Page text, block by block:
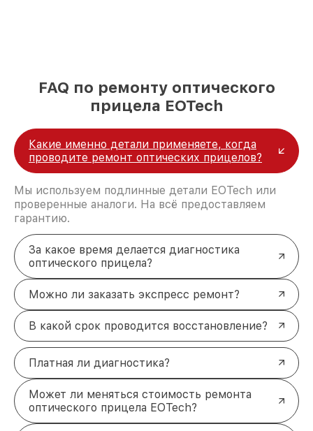
FAQ по ремонту оптического
прицела EOTech
Какие именно детали применяете, когда
проводите ремонт оптических прицелов?
Мы используем подлинные детали EOTech или
проверенные аналоги. На всё предоставляем
гарантию.
За какое время делается диагностика
оптического прицела?
Можно ли заказать экспресс ремонт?
В какой срок проводится восстановление?
Платная ли диагностика?
Может ли меняться стоимость ремонта
оптического прицела EOTech?